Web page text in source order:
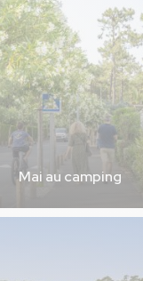
Mai au camping